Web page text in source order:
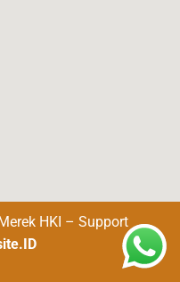
HKI – Support